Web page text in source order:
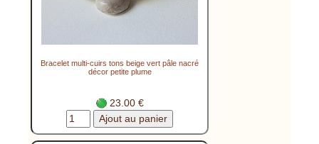
Bracelet multi-cuirs tons beige vert pâle nacré
décor petite plume
23.00 €